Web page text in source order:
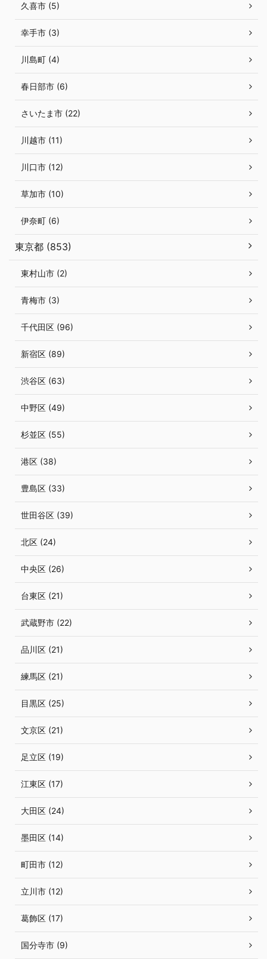
久喜市 (5)
幸手市 (3)
川島町 (4)
春日部市 (6)
さいたま市 (22)
川越市 (11)
川口市 (12)
草加市 (10)
伊奈町 (6)
東京都 (853)
東村山市 (2)
青梅市 (3)
千代田区 (96)
新宿区 (89)
渋谷区 (63)
中野区 (49)
杉並区 (55)
港区 (38)
豊島区 (33)
世田谷区 (39)
北区 (24)
中央区 (26)
台東区 (21)
武蔵野市 (22)
品川区 (21)
練馬区 (21)
目黒区 (25)
文京区 (21)
足立区 (19)
江東区 (17)
大田区 (24)
墨田区 (14)
町田市 (12)
立川市 (12)
葛飾区 (17)
国分寺市 (9)